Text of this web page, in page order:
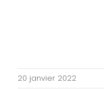
20 janvier 2022